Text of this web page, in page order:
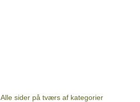
Alle sider på tværs af kategorier